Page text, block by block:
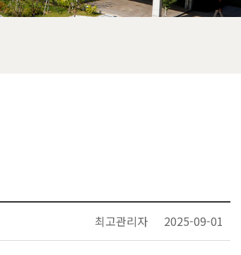
최고관리자 2025-09-01